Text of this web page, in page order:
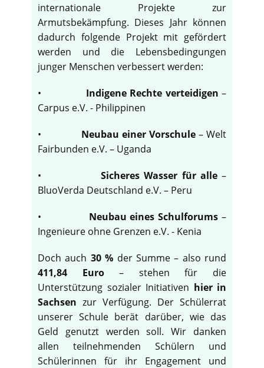
internationale Projekte zur
Armutsbekämpfung. Dieses Jahr können
dadurch folgende Projekt mit gefördert
werden und die Lebensbedingungen
junger Menschen verbessert werden:
• Indigene Rechte verteidigen –
Carpus e.V. - Philippinen
• Neubau einer Vorschule – Welt
Fairbunden e.V. – Uganda
•Sicheres Wasser für alle–
BluoVerda Deutschland e.V. – Peru
• Neubau eines Schulforums –
Ingenieure ohne Grenzen e.V. - Kenia
Doch auch 30 % der Summe – also rund
411,84 Euro– stehen für die
Unterstützung sozialer Initiativen hier in
Sachsen zur Verfügung. Der Schülerrat
unserer Schule berät darüber, wie das
Geld genutzt werden soll. Wir danken
allen teilnehmenden Schülern und
Schülerinnen für ihr Engagement und